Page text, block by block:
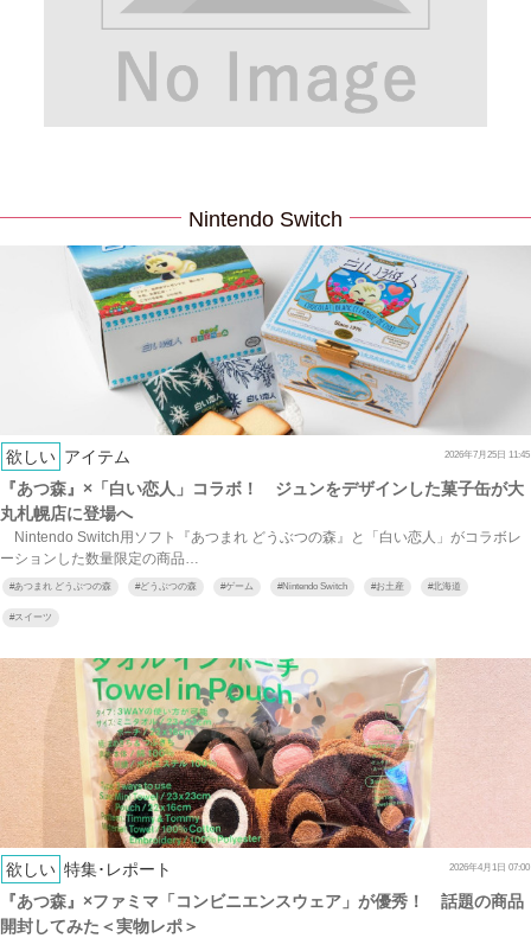
Nintendo Switch
欲しい アイテム 2026年7月25日 11:45
『あつ森』×「白い恋人」コラボ！ ジュンをデザインした菓子缶が大
丸札幌店に登場へ
Nintendo Switch用ソフト『あつまれ どうぶつの森』と「白い恋人」がコラボレ
ーションした数量限定の商品…
#あつまれ どうぶつの森 #どうぶつの森 #ゲーム #Nintendo Switch #お土産 #北海道
#スイーツ
欲しい 特集･レポート 2026年4月1日 07:00
『あつ森』×ファミマ「コンビニエンスウェア」が優秀！ 話題の商品
開封してみた＜実物レポ＞